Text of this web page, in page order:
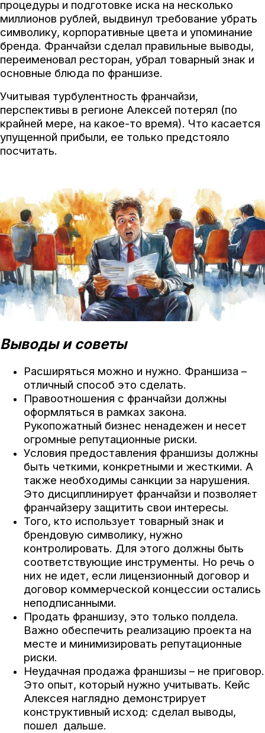
процедуры и подготовке иска на несколько
миллионов рублей, выдвинул требование убрать
символику, корпоративные цвета и упоминание
бренда. Франчайзи сделал правильные выводы,
переименовал ресторан, убрал товарный знак и
основные блюда по франшизе.
Учитывая турбулентность франчайзи,
перспективы в регионе Алексей потерял (по
крайней мере, на какое-то время). Что касается
упущенной прибыли, ее только предстояло
посчитать.
Выводы и советы
Расширяться можно и нужно. Франшиза –
отличный способ это сделать.
Правоотношения с франчайзи должны
оформляться в рамках закона.
Рукопожатный бизнес ненадежен и несет
огромные репутационные риски.
Условия предоставления франшизы должны
быть четкими, конкретными и жесткими. А
также необходимы санкции за нарушения.
Это дисциплинирует франчайзи и позволяет
франчайзеру защитить свои интересы.
Того, кто использует товарный знак и
брендовую символику, нужно
контролировать. Для этого должны быть
соответствующие инструменты. Но речь о
них не идет, если лицензионный договор и
договор коммерческой концессии остались
неподписанными.
Продать франшизу, это только полдела.
Важно обеспечить реализацию проекта на
месте и минимизировать репутационные
риски.
Неудачная продажа франшизы – не приговор.
Это опыт, который нужно учитывать. Кейс
Алексея наглядно демонстрирует
конструктивный исход: сделал выводы,
пошел дальше.